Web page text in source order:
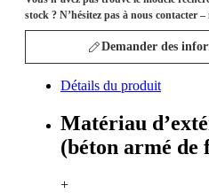
stock ? N’hésitez pas à nous contacter
Demander des
Détails du produit
Matériau
(béton armé de
+